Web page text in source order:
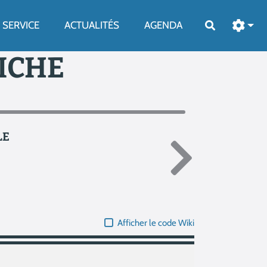
ACTUALITÉS AGENDA Rechercher
Afficher le code Wiki